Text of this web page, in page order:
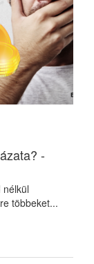
-
többeket...